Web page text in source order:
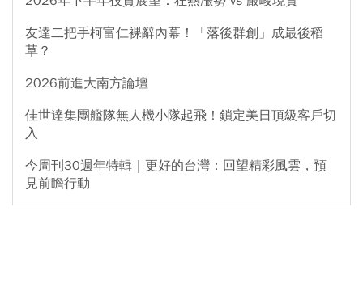
友達二把手柯富仁裸辭內幕！「落後群創」成最後稻
草？
2026前進大南方論壇
佳世達集團艦隊無人機小隊起飛！鎖定美日頂級客戶切
入
今周刊30週年特輯｜更好的台灣：回望精彩風雲，預
見前瞻行動